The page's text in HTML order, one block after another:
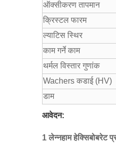
ऑक्सीकरण तापमान
क्रिस्टल फारम
ल्याटिस स्थिर
काम गर्ने काम
थर्मल विस्तार गुणांक
Wachers कडाई (HV)
डाम
आवेदन:
1 लेन्नहाम हेक्सिबोबरेट